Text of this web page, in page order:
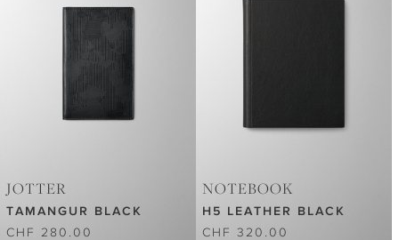
JOTTER
TAMANGUR BLACK
CHF 280.00
NOTEBOOK
H5 LEATHER BLACK
CHF 320.00